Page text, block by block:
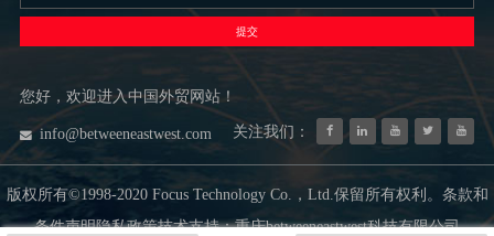
提交
您好，欢迎进入中国外贸网站！
info@betweeneastwest.com 关注我们：
版权所有©1998-2020 Focus Technology Co.，Ltd.保留所有权利。条款和
条件声明隐私政策技术支持：重庆betweeneastwest科技有限公司